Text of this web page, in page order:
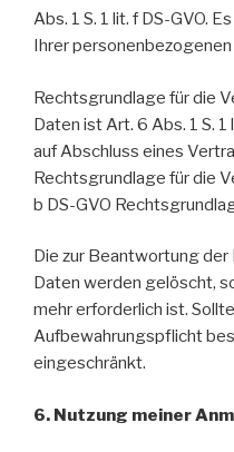
Abs. 1 S. 1 lit. f DS-GVO.
Ihrer
Rechtsgrundlage für die
Daten ist Art. 6 Abs. 1 S.
auf Abschluss eines
Rechtsgrundlage für die
b DS-GVO
Die zur Beantwortung
Daten werden gelöscht,
mehr erforderlich ist.
Aufbewahrungspflicht
eingeschränkt.
6. Nutzung meiner